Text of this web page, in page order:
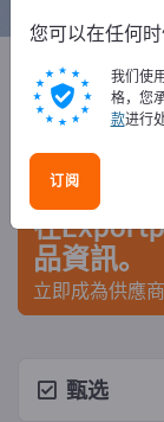
Exportpages
在
需求 – 供應 –
在
品資訊。
立即成為供應
甄选
您可以在任何
我们使
格，您
款进行
订阅